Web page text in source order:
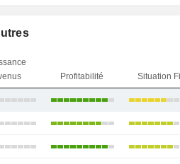
Profitabilité Situation